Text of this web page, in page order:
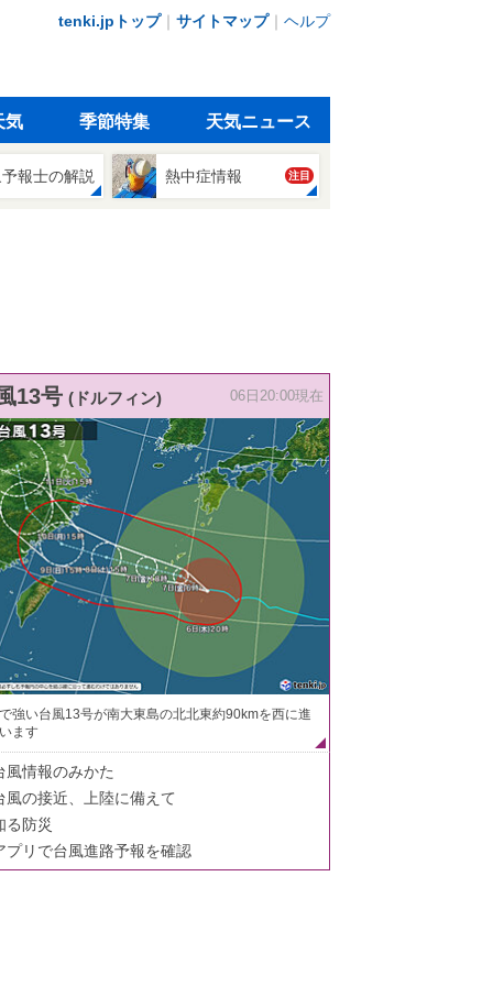
tenki.jpトップ｜ サイトマップ｜ ヘルプ
気 季節特集 天気ニュース
報士の解説 熱中症情報 注目
13号 (ドルフィン) 06日20:00現在
強い台風13号が南大東島の北北東約90kmを西に進
ます
風情報のみかた
風の接近、上陸に備えて
る防災
プリで台風進路予報を確認